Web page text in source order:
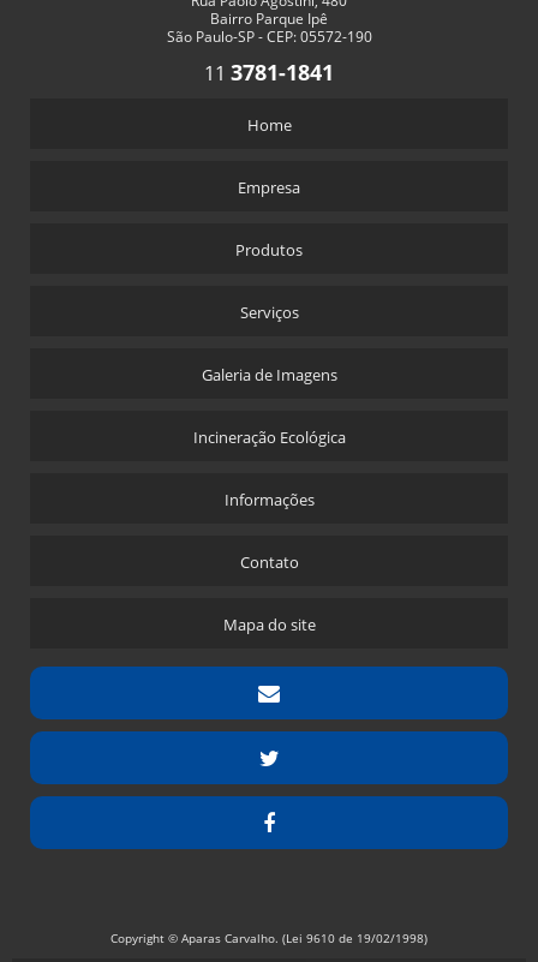
Bairro Parque Ipê
São Paulo-SP - CEP: 05572-190
11 3781-1841
Home
Empresa
Produtos
Serviços
Galeria de Imagens
Incineração Ecológica
Informações
Contato
Mapa do site
Copyright © Aparas Carvalho. (Lei 9610 de 19/02/1998)